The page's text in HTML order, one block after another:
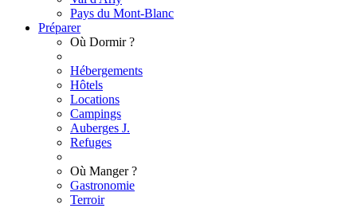
Pays du Mont-Blanc
Préparer
Où Dormir ?
Hébergements
Hôtels
Locations
Campings
Auberges J.
Refuges
Où Manger ?
Gastronomie
Terroir